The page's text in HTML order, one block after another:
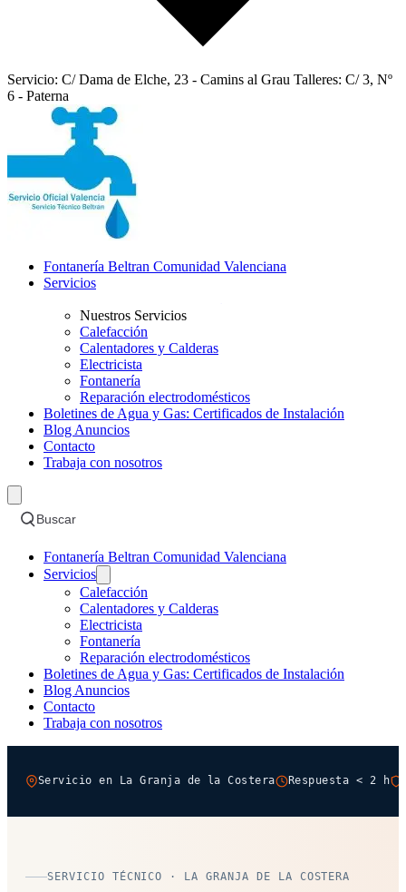
Servicio: C/ Dama de Elche, 23 - Camins al Grau Talleres: C/ 3, Nº
6 - Paterna
Fontanería Beltran Comunidad Valenciana
Servicios
Nuestros Servicios
Calefacción
Calentadores y Calderas
Electricista
Fontanería
Reparación electrodomésticos
Boletines de Agua y Gas: Certificados de Instalación
Blog Anuncios
Contacto
Trabaja con nosotros
Buscar
Fontanería Beltran Comunidad Valenciana
Servicios
Calefacción
Calentadores y Calderas
Electricista
Fontanería
Reparación electrodomésticos
Boletines de Agua y Gas: Certificados de Instalación
Blog Anuncios
Contacto
Trabaja con nosotros
Servicio en La Granja de la Costera Respuesta < 2 h
SERVICIO TÉCNICO · LA GRANJA DE LA COSTERA